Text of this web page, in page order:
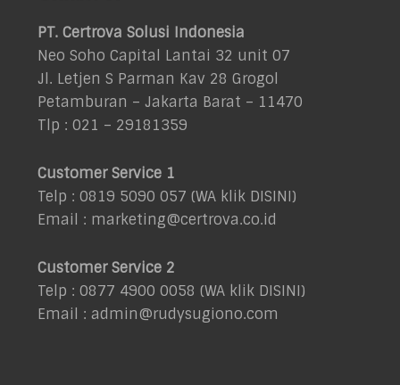
PT. Certrova Solusi Indonesia
Neo Soho Capital Lantai 32 unit 07
Jl. Letjen S Parman Kav 28 Grogol
Petamburan – Jakarta Barat – 11470
Tlp : 021 – 29181359
Customer Service 1
Telp : 0819 5090 057 (WA klik DISINI)
Email : marketing@certrova.co.id
Customer Service 2
Telp : 0877 4900 0058 (WA klik DISINI)
Email : admin@rudysugiono.com